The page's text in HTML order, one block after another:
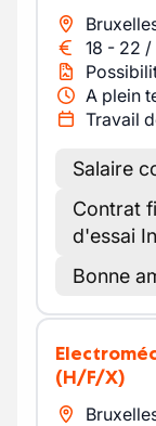
18 - 22 /
A plein
Travail
Salaire
Contrat
d'essai
Bonne
(H/F/X)